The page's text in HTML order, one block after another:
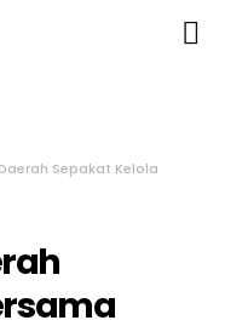
Sepakat Kelola